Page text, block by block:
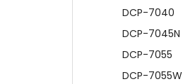
DCP-7040
DCP-7045N
DCP-7055
DCP-7055W